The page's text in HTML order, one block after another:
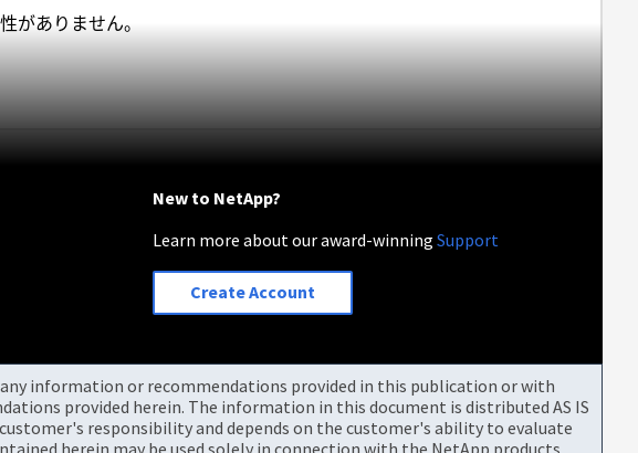
がありません。
New to NetApp?
Learn more about our award-winningSupport
Create Account
information or recommendations provided in this publication or with
provided herein. The information in this document is distributed AS IS
responsibility and depends on the customer's ability to evaluate
herein may be used solely in connection with the NetApp products